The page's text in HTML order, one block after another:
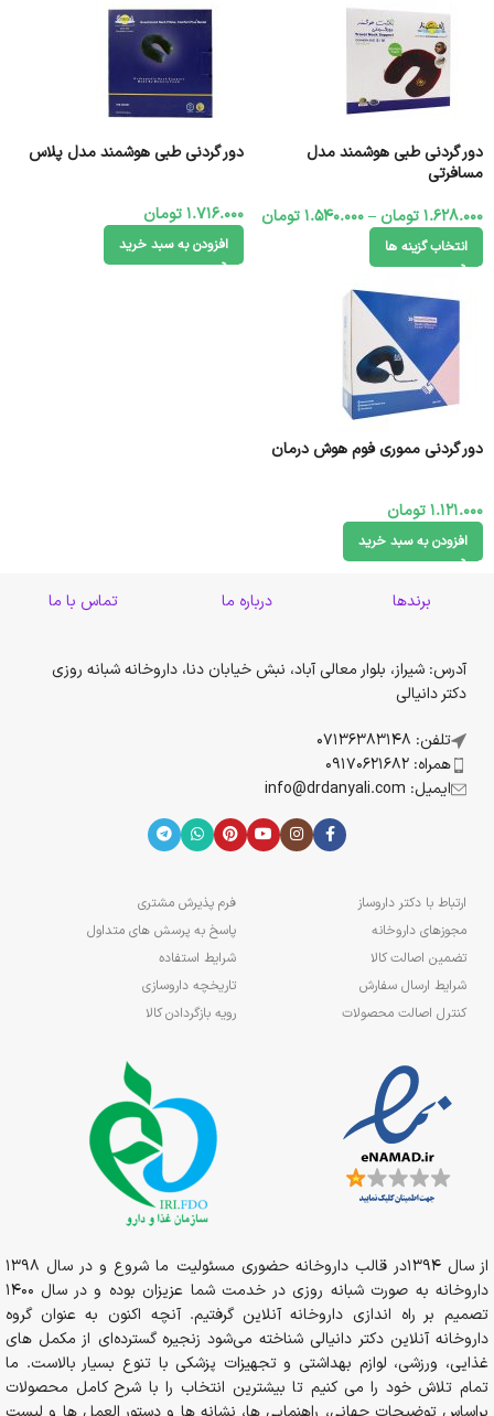
دور گردنی طبی هوشمند مدل
مسافرتی
1.628.000تومان –
1.540.000تومان
انتخاب گزینه ها
دور گردنی طبی هوشمند مدل پلاس
1.716.000تومان
افزودن به سبد خرید
دور گردنی مموری فوم هوش درمان
1.121.000تومان
افزودن به سبد خرید
برندها درباره ما تماس با ما
آدرس: شیراز، بلوار معالی آباد، نبش خیابان دنا، داروخانه شبانه روزی
دکتر دانیالی
تلفن: 07136383148
همراه: 09170621682
ایمیل: info@drdanyali.com
ارتباط با دکتر داروساز
مجوزهای داروخانه
تضمین اصالت کالا
شرایط ارسال سفارش
کنترل اصالت محصولات
فرم پذیرش مشتری
پاسخ به پرسش های متداول
شرایط استفاده
تاریخچه داروسازی
رویه بازگردادن کالا
از سال 1394در قالب داروخانه حضوری مسئولیت ما شروع و در سال 1398
داروخانه به صورت شبانه روزی در خدمت شما عزیزان بوده و در سال 1400
تصمیم بر راه اندازی داروخانه آنلاین گرفتیم. آنچه اکنون به عنوان گروه
داروخانه آنلاین دکتر دانیالی شناخته می‌شود زنجیره گسترده‌ای از مکمل های
غذایی، ورزشی، لوازم بهداشتی و تجهیزات پزشکی با تنوع بسیار بالاست. ما
تمام تلاش خود را می کنیم تا بیشترین انتخاب را با شرح کامل محصولات